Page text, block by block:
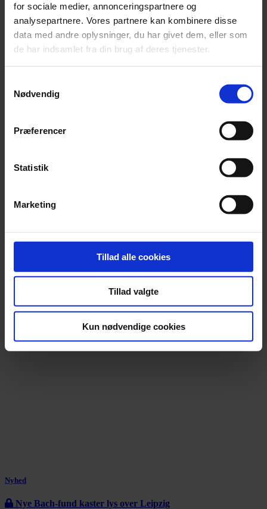
for sociale medier, annonceringspartnere og
analysepartnere. Vores partnere kan kombinere disse
data med andre oplysninger, du har givet dem, eller som
de har indsamlet fra din brug af deres tjenester.
Nødvendig
Præferencer
Statistik
Marketing
Tillad alle cookies
Tillad valgte
Kun nødvendige cookies
Nyhed
En slunken pengekasse har forvandlet jubilæumsopsætning af
Wagners ‘Ring’-cyklus til et udskældt AI-eksperiment.
Nyhed
Nye Bach-fund kaster lys over Leipzig